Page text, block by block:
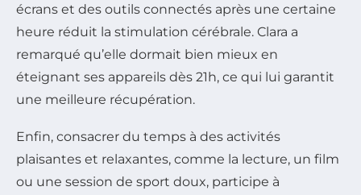
écrans et des outils connectés après une certaine
heure réduit la stimulation cérébrale. Clara a
remarqué qu’elle dormait bien mieux en
éteignant ses appareils dès 21h, ce qui lui garantit
une meilleure récupération.
Enfin, consacrer du temps à des activités
plaisantes et relaxantes, comme la lecture, un film
ou une session de sport doux, participe à